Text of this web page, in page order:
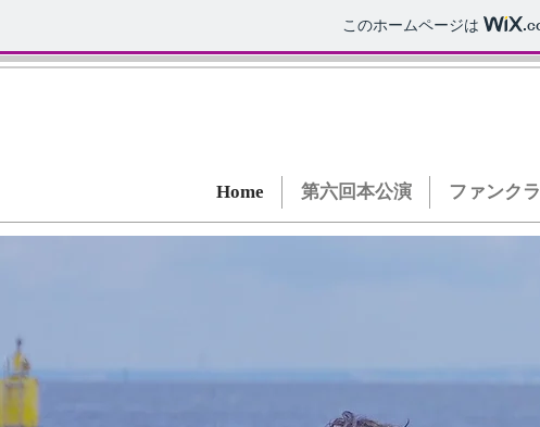
このホームページは
Home 第六回本公演 ファンク